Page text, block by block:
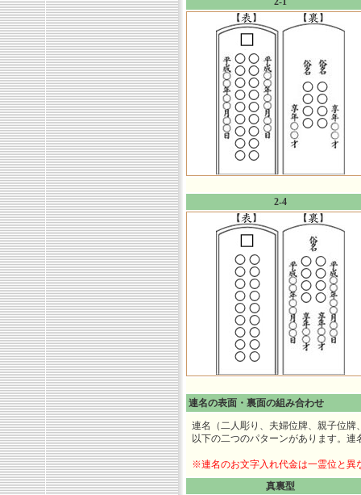
2-4
連名の表面・裏面の組み合わせ
連名（二人彫り、夫婦位牌、親子位
以下の二つのパターンがあります。
※連名のお文字入れ代金は一霊位と異
真裏型